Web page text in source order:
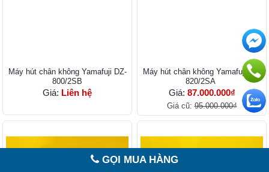
Máy hút chân không Yamafuji DZ-
800/2SB
Giá: Liên hệ
Máy hút chân không Yamafuji DZ-
820/2SA
Giá: 87.000.000₫
Giá cũ:95.000.000₫
GỌI MUA HÀNG